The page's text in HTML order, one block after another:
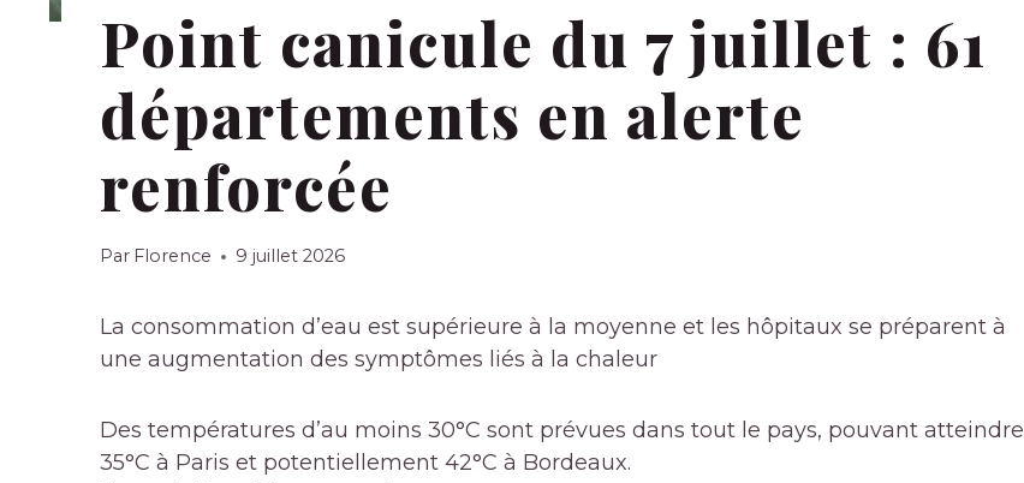
Point canicule du 7 juillet : 61
départements en alerte
renforcée
Par Florence 9 juillet 2026
La consommation d’eau est supérieure à la moyenne et les hôpitaux se préparent à
une augmentation des symptômes liés à la chaleur
Des températures d’au moins 30°C sont prévues dans tout le pays, pouvant atteindre
35°C à Paris et potentiellement 42°C à Bordeaux.